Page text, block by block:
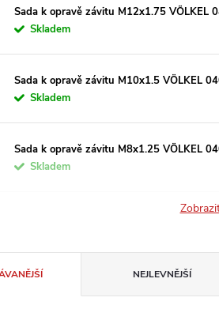
Sada k opravě závitu M12x1.75 VÖLKEL
Skladem
Sada k opravě závitu M10x1.5 VÖLKEL
Skladem
Sada k opravě závitu M8x1.25 VÖLKEL
Skladem
NEJLEVNĚJŠÍ